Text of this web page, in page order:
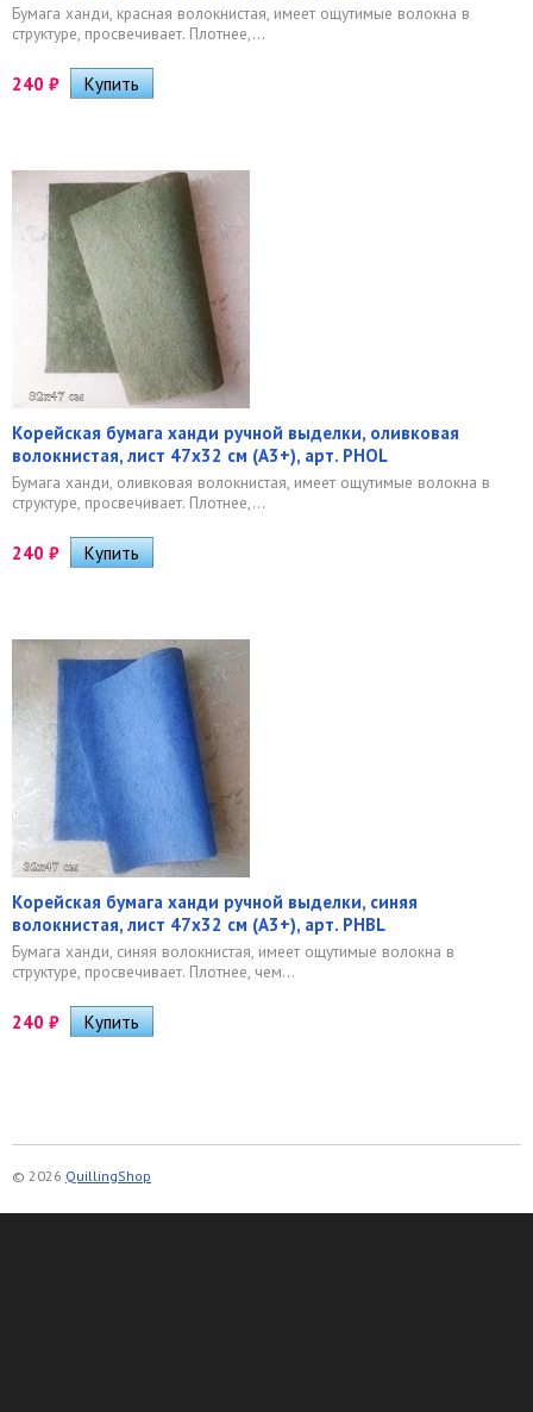
​Бумага ханди, красная волокнистая, имеет ощутимые волокна в
структуре, просвечивает. Плотнее,...
240 ₽
Корейская бумага ханди ручной выделки, оливковая
волокнистая, лист 47х32 см (А3+), арт. PHOL
Бумага ханди, оливковая волокнистая, имеет ощутимые волокна в
структуре, просвечивает. Плотнее,...
240 ₽
Корейская бумага ханди ручной выделки, синяя
волокнистая, лист 47х32 см (А3+), арт. PHBL
​Бумага ханди, синяя волокнистая, имеет ощутимые волокна в
структуре, просвечивает. Плотнее, чем...
240 ₽
© 2026 QuillingShop